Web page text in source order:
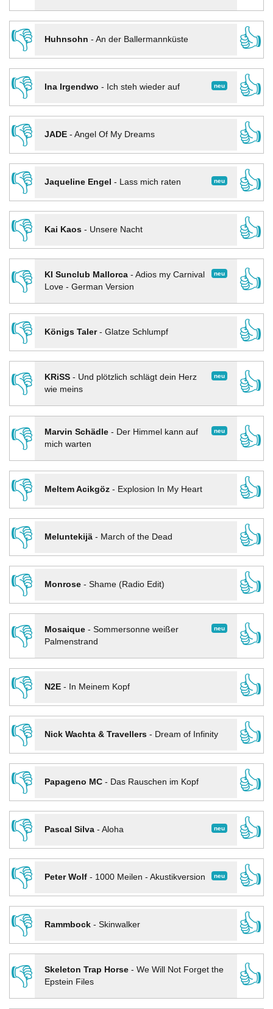
👎
Huhnsohn - An der Ballermannküste
👍
👎
neu
Ina Irgendwo - Ich steh wieder auf
👍
👎
JADE- Angel Of My Dreams
👍
👎
neu
Jaqueline Engel - Lass mich raten
👍
👎
Kai Kaos- Unsere Nacht
👍
👎
neu
KI Sunclub Mallorca- Adios my Carnival
Love - German Version
👍
👎
Königs Taler- Glatze Schlumpf
👍
👎
neu
KRiSS- Und plötzlich schlägt dein Herz
wie meins
👍
👎 neu
Marvin Schädle- Der Himmel kann auf
mich warten
👍
👎
Meltem Acikgöz- Explosion In My Heart
👍
👎
Meluntekijä- March of the Dead
👍
👎
Monrose- Shame (Radio Edit)
👍
👎
neu
Mosaique- Sommersonne weißer
Palmenstrand
👍
👎
N2E- In Meinem Kopf
👍
👎
Nick Wachta & Travellers- Dream of Infinity
👍
👎
Papageno MC- Das Rauschen im Kopf
👍
👎
neu
Pascal Silva- Aloha
👍
👎
neu
Peter Wolf- 1000 Meilen - Akustikversion
👍
👎
Rammbock- Skinwalker
👍
👎
Skeleton Trap Horse- We Will Not Forget the
Epstein Files
👍